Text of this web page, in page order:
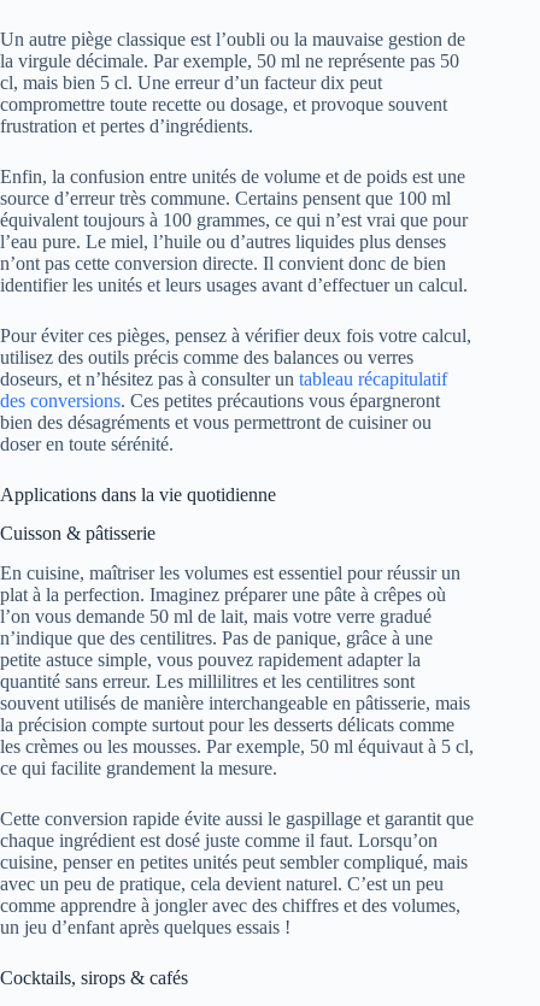
Un autre piège classique est l’oubli ou la mauvaise gestion de
la virgule décimale. Par exemple, 50 ml ne représente pas 50
cl, mais bien 5 cl. Une erreur d’un facteur dix peut
compromettre toute recette ou dosage, et provoque souvent
frustration et pertes d’ingrédients.
Enfin, la confusion entre unités de volume et de poids est une
source d’erreur très commune. Certains pensent que 100 ml
équivalent toujours à 100 grammes, ce qui n’est vrai que pour
l’eau pure. Le miel, l’huile ou d’autres liquides plus denses
n’ont pas cette conversion directe. Il convient donc de bien
identifier les unités et leurs usages avant d’effectuer un calcul.
Pour éviter ces pièges, pensez à vérifier deux fois votre calcul,
utilisez des outils précis comme des balances ou verres
doseurs, et n’hésitez pas à consulter un tableau récapitulatif
des conversions. Ces petites précautions vous épargneront
bien des désagréments et vous permettront de cuisiner ou
doser en toute sérénité.
Applications dans la vie quotidienne
Cuisson & pâtisserie
En cuisine, maîtriser les volumes est essentiel pour réussir un
plat à la perfection. Imaginez préparer une pâte à crêpes où
l’on vous demande 50 ml de lait, mais votre verre gradué
n’indique que des centilitres. Pas de panique, grâce à une
petite astuce simple, vous pouvez rapidement adapter la
quantité sans erreur. Les millilitres et les centilitres sont
souvent utilisés de manière interchangeable en pâtisserie, mais
la précision compte surtout pour les desserts délicats comme
les crèmes ou les mousses. Par exemple, 50 ml équivaut à 5 cl,
ce qui facilite grandement la mesure.
Cette conversion rapide évite aussi le gaspillage et garantit que
chaque ingrédient est dosé juste comme il faut. Lorsqu’on
cuisine, penser en petites unités peut sembler compliqué, mais
avec un peu de pratique, cela devient naturel. C’est un peu
comme apprendre à jongler avec des chiffres et des volumes,
un jeu d’enfant après quelques essais !
Cocktails, sirops & cafés